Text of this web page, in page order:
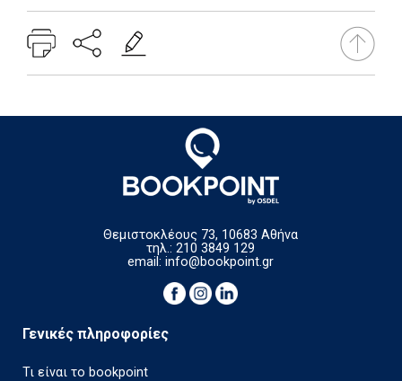
Θεμιστοκλέους 73, 10683 Αθήνα
τηλ.: 210 3849 129
email:info@bookpoint.gr
Γενικές πληροφορίες
Τι είναι το bookpoint